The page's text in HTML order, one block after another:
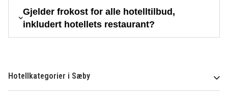
Gjelder frokost for alle hotelltilbud,
inkludert hotellets restaurant?
Hotellkategorier i Sæby